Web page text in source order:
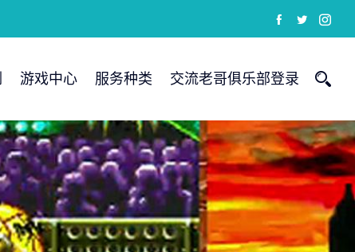
游戏中心 服务种类 交流老哥俱乐部登录